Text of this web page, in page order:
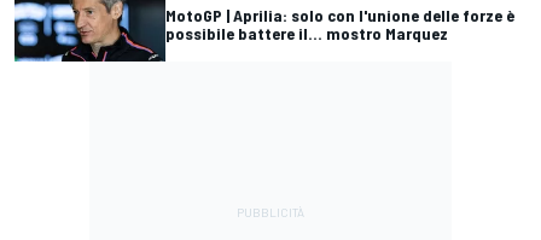
MotoGP | Aprilia: solo con l'unione delle forze è
possibile battere il... mostro Marquez